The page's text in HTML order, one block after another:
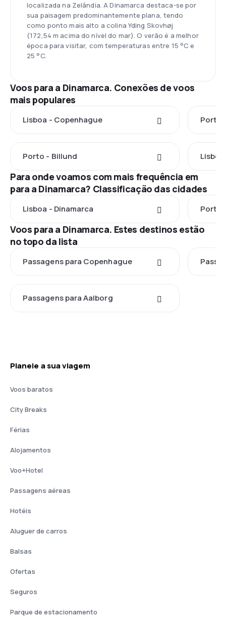
localizada na Zelândia. A Dinamarca destaca-se por
sua paisagem predominantemente plana, tendo
como ponto mais alto a colina Yding Skovhøj
(172,54 m acima do nível do mar). O verão é a melhor
época para visitar, com temperaturas entre 15 °C e
25 °C.
Voos para a Dinamarca. Conexões de voos
mais populares
Lisboa - Copenhague Porto
Porto - Billund
Para onde voamos com mais frequência em
para a Dinamarca? Classificação das cidades
Lisboa - Dinamarca Porto
Voos para a Dinamarca. Estes destinos estão
no topo da lista
Passagens para Copenhague
Passagens para Aalborg
Planeie a sua viagem
Voos baratos
City Breaks
Férias
Alojamentos
Voo+Hotel
Passagens aéreas
Hotéis
Aluguer de carros
Balsas
Ofertas
Seguros
Parque de estacionamento